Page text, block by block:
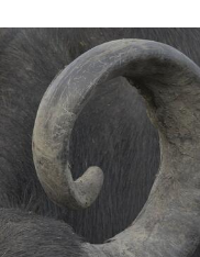
del
de las imágenes
y libertad.